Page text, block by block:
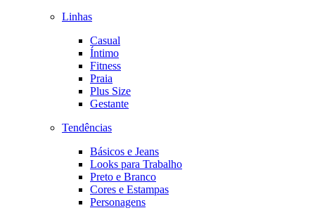
Linhas
Casual
Íntimo
Fitness
Praia
Plus Size
Gestante
Tendências
Básicos e Jeans
Looks para Trabalho
Preto e Branco
Cores e Estampas
Personagens